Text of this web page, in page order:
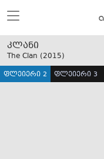
კლანი
The Clan (2015)
ფლეიერი 2 ფლეიერი 3